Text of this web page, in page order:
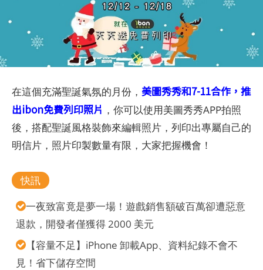
在這個充滿聖誕氣氛的月份， 美圖秀秀和7-11合作，推
出ibon免費列印照片 ，你可以使用美圖秀秀APP拍照
後，搭配聖誕風格裝飾來編輯照片，列印出專屬自己的
明信片，照片印製數量有限，大家把握機會！
快訊
一夜致富竟是夢一場！遊戲銷售額破百萬卻遭惡意
退款，開發者僅獲得 2000 美元
【容量不足】iPhone 卸載App、資料紀錄不會不
見！省下儲存空間